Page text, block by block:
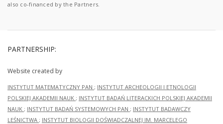
also co-financed by the Partners.
PARTNERSHIP:
Website created by
INSTYTUT MATEMATYCZNY PAN ; INSTYTUT ARCHEOLOGII I ETNOLOGII
POLSKIEJ AKADEMII NAUK ; INSTYTUT BADAŃ LITERACKICH POLSKIEJ AKADEMII
NAUK ; INSTYTUT BADAŃ SYSTEMOWYCH PAN ; INSTYTUT BADAWCZY
LEŚNICTWA ; INSTYTUT BIOLOGII DOŚWIADCZALNEJ IM. MARCELEGO